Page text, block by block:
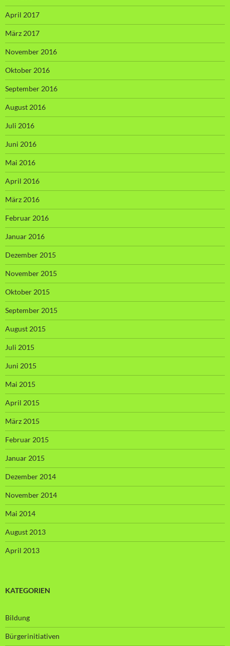
April 2017
März 2017
November 2016
Oktober 2016
September 2016
August 2016
Juli 2016
Juni 2016
Mai 2016
April 2016
März 2016
Februar 2016
Januar 2016
Dezember 2015
November 2015
Oktober 2015
September 2015
August 2015
Juli 2015
Juni 2015
Mai 2015
April 2015
März 2015
Februar 2015
Januar 2015
Dezember 2014
November 2014
Mai 2014
August 2013
April 2013
KATEGORIEN
Bildung
Bürgerinitiativen